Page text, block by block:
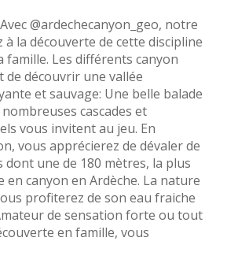
@ardechecanyon_geo, notre
la découverte de cette discipline
Les différents canyon
découvrir une vallée
et sauvage: Une belle balade
nombreuses cascades et
vous invitent au jeu. En
vous apprécierez de dévaler de
une de 180 mètres, la plus
canyon en Ardèche. La nature
profiterez de son eau fraiche
de sensation forte ou tout
en famille, vous